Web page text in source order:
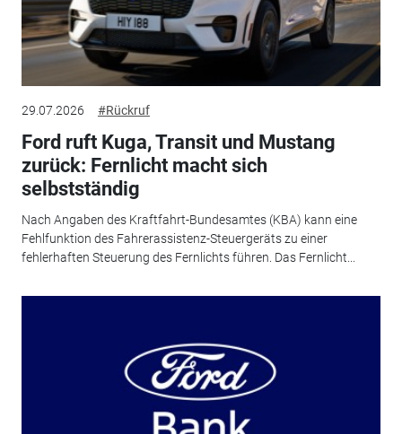
29.07.2026 #Rückruf
Ford ruft Kuga, Transit und Mustang
zurück: Fernlicht macht sich
selbstständig
Nach Angaben des Kraftfahrt-Bundesamtes (KBA) kann eine
Fehlfunktion des Fahrerassistenz-Steuergeräts zu einer
fehlerhaften Steuerung des Fernlichts führen. Das Fernlicht...